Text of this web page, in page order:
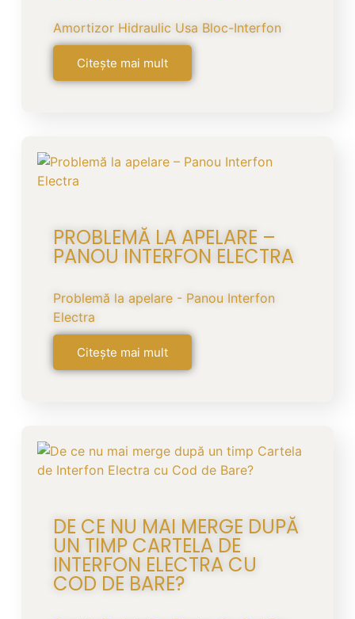
Amortizor Hidraulic Usa Bloc-Interfon
Citește mai mult
PROBLEMĂ LA APELARE –
PANOU INTERFON ELECTRA
Problemă la apelare - Panou Interfon
Electra
Citește mai mult
DE CE NU MAI MERGE DUPĂ
UN TIMP CARTELA DE
INTERFON ELECTRA CU
COD DE BARE?